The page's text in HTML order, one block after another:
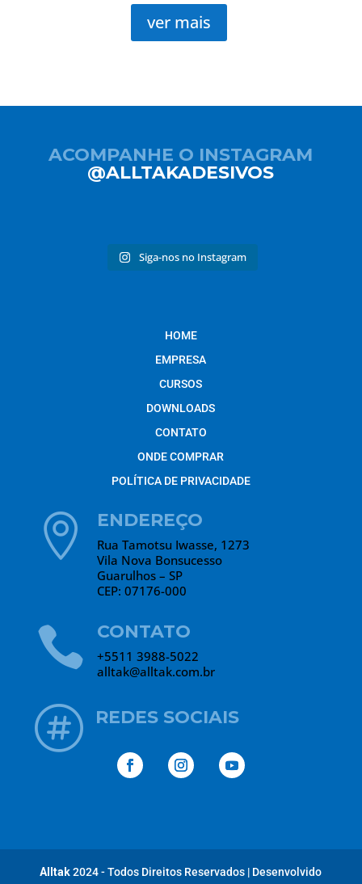
ver mais
ACOMPANHE O INSTAGRAM
@ALLTAKADESIVOS
Siga-nos no Instagram
HOME
EMPRESA
CURSOS
DOWNLOADS
CONTATO
ONDE COMPRAR
POLÍTICA DE PRIVACIDADE
 ENDEREÇO
Rua Tamotsu Iwasse, 1273
Vila Nova Bonsucesso
Guarulhos – SP
CEP: 07176-000
 CONTATO
+5511 3988-5022
alltak@alltak.com.br
 REDES SOCIAIS
Alltak2024 - Todos Direitos Reservados | Desenvolvido